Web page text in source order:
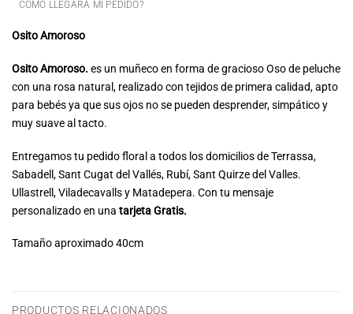
COMO LLEGARA MI PEDIDO?
Osito Amoroso
Osito Amoroso. es un muñeco en forma de gracioso Oso de peluche
con una rosa natural, realizado con tejidos de primera calidad, apto
para bebés ya que sus ojos no se pueden desprender, simpático y
muy suave al tacto.
Entregamos tu pedido floral a todos los domicilios de Terrassa,
Sabadell, Sant Cugat del Vallés, Rubí, Sant Quirze del Valles.
Ullastrell, Viladecavalls y Matadepera. Con tu mensaje
personalizado en una tarjeta Gratis.
Tamaño aproximado 40cm
PRODUCTOS RELACIONADOS